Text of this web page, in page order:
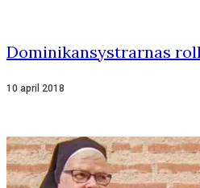
Dominikansystrarnas
10 april 2018